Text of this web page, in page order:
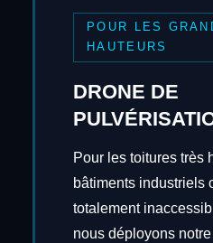
POUR LES
HAUTEURS
DRONE DE
Pour les toitures très
bâtiments industriels
totalement
nous déployons